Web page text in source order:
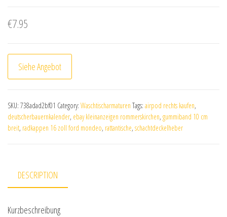
€7.95
Siehe Angebot
SKU: 738adad2bf01 Category: Waschtischarmaturen Tags: airpod rechts kaufen,
deutscherbauernkalender, ebay kleinanzeigen rommerskirchen, gummiband 10 cm
breit, radkappen 16 zoll ford mondeo, rattantische, schachtdeckelheber
DESCRIPTION
Kurzbeschreibung